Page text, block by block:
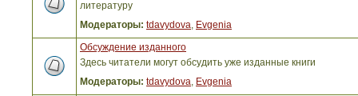
литературу
Модераторы: tdavydova, Evgenia
Обсуждение изданного
Здесь читатели могут обсудить уже изданные книги
Модераторы: tdavydova, Evgenia